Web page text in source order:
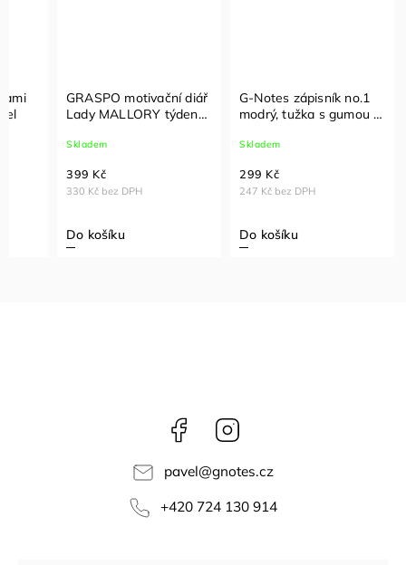
GRASPO motivační diář
Lady MALLORY týdenní
Skladem
330 Kč bez DPH
399 Kč
Do košíku
G-Notes zápisník no.1
modrý, tužka s gumou v
Skladem
247 Kč bez DPH
299 Kč
Do košíku
Facebook
pavel@gnotes.cz
+420 724 130 914